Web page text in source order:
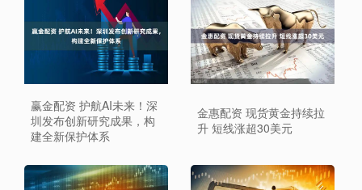
赢金配资 护航AI未来！深
圳发布创新研究成果，构
建全新保护体系
金惠配资 现货黄金持续拉
升 短线涨超30美元